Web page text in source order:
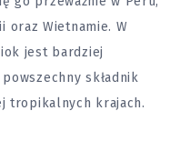
oraz Wietnamie. W
jest bardziej
składnik
tropikalnych krajach.